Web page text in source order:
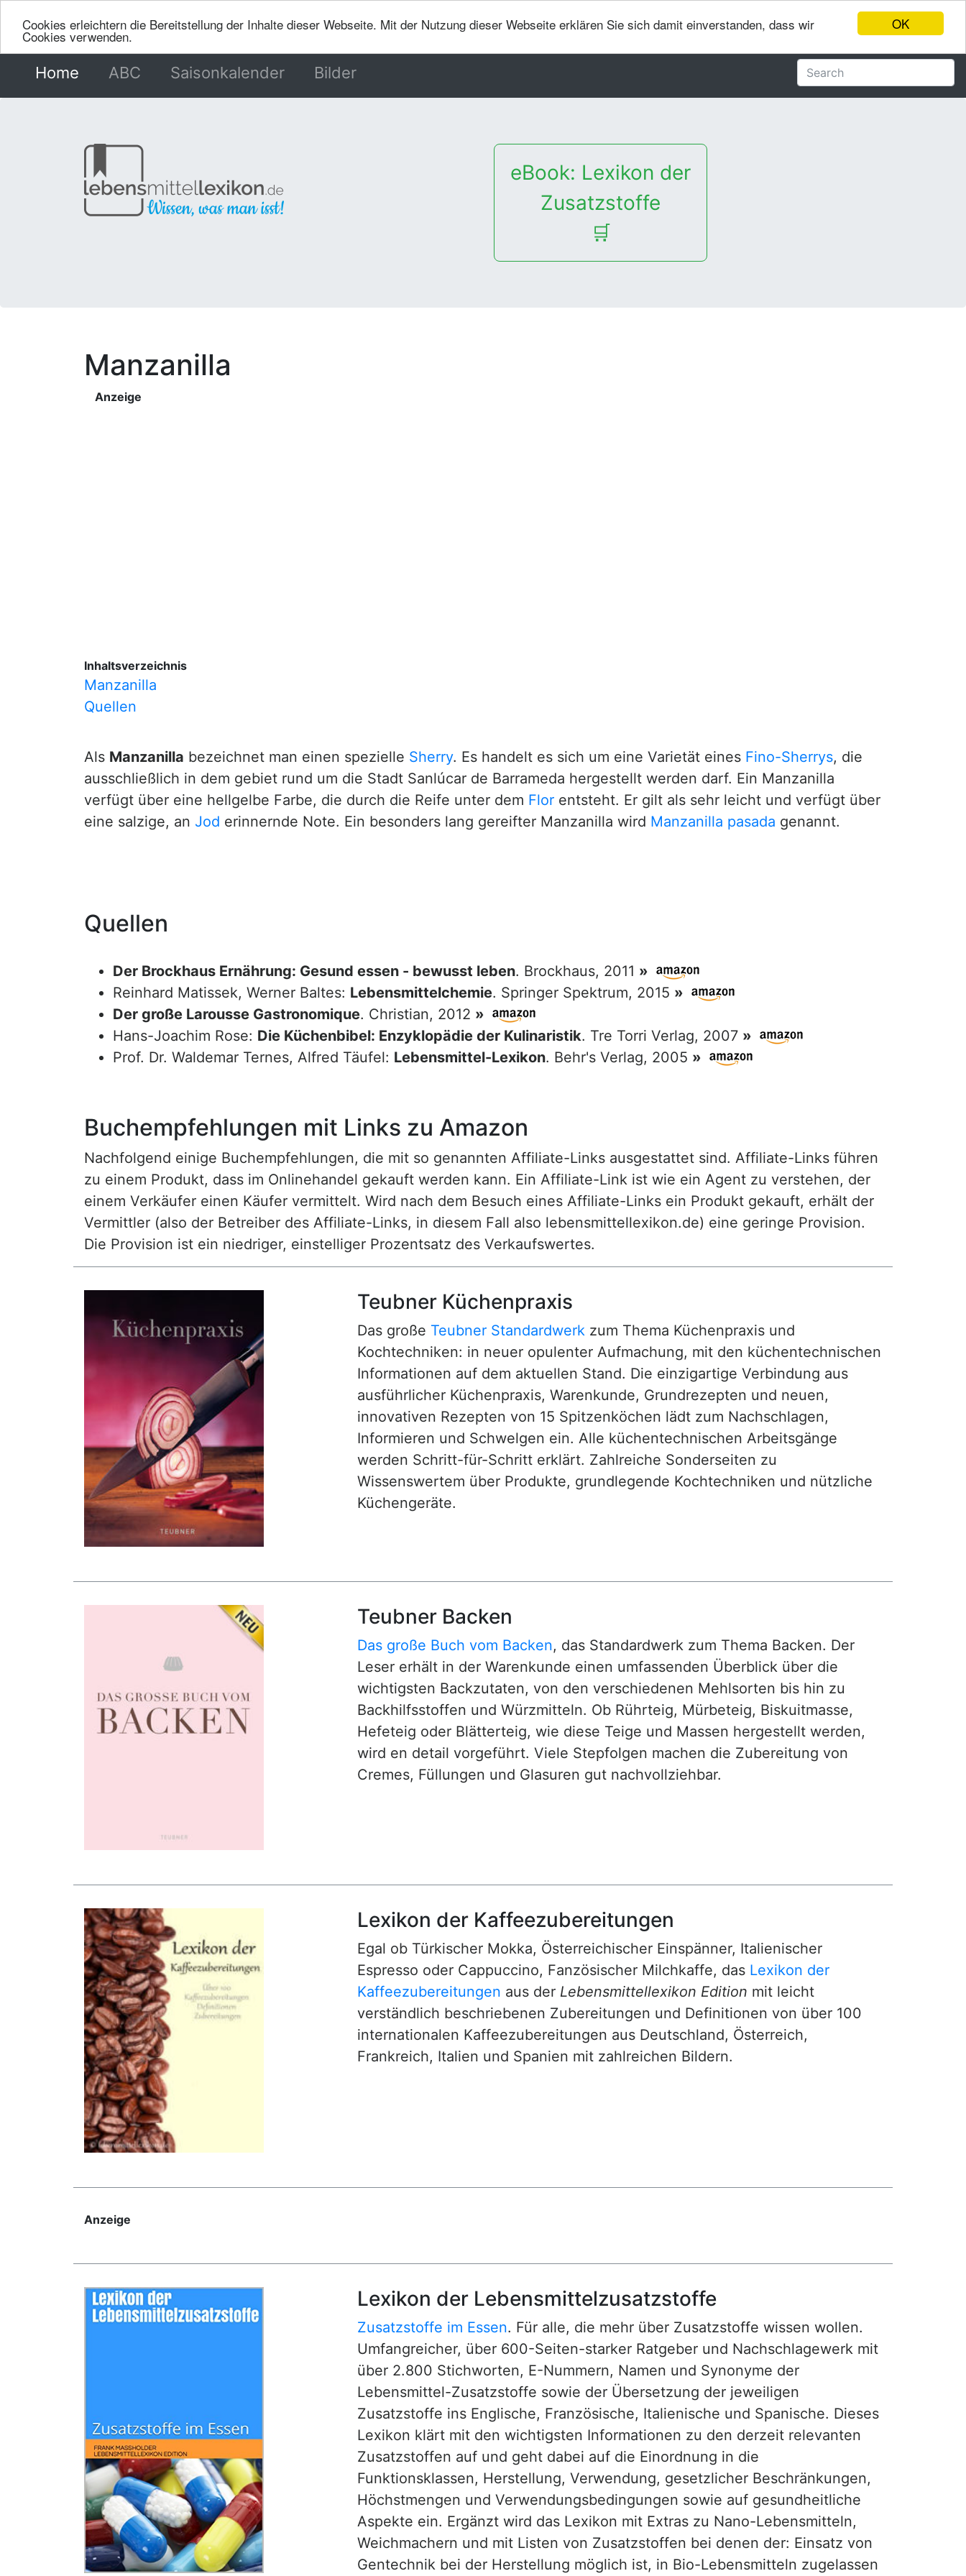
OK
Cookies erleichtern die Bereitstellung der Inhalte dieser Webseite. Mit der Nutzung dieser Webseite erklären Sie sich damit einverstanden, dass wir
Cookies verwenden.
Home (current)
ABC Saisonkalender Bilder
eBook: Lexikon der
Zusatzstoffe
🛒
Manzanilla
Anzeige
Inhaltsverzeichnis
Manzanilla
Quellen
Als Manzanilla bezeichnet man einen spezielle Sherry. Es handelt es sich um eine Varietät eines Fino-Sherrys, die
ausschließlich in dem gebiet rund um die Stadt Sanlúcar de Barrameda hergestellt werden darf. Ein Manzanilla
verfügt über eine hellgelbe Farbe, die durch die Reife unter dem Flor entsteht. Er gilt als sehr leicht und verfügt über
eine salzige, an Jod erinnernde Note. Ein besonders lang gereifter Manzanilla wird Manzanilla pasada genannt.
Quellen
Der Brockhaus Ernährung: Gesund essen - bewusst leben. Brockhaus, 2011 »
Reinhard Matissek, Werner Baltes: Lebensmittelchemie. Springer Spektrum, 2015 »
Der große Larousse Gastronomique. Christian, 2012 »
Hans-Joachim Rose: Die Küchenbibel: Enzyklopädie der Kulinaristik. Tre Torri Verlag, 2007 »
Prof. Dr. Waldemar Ternes, Alfred Täufel: Lebensmittel-Lexikon. Behr's Verlag, 2005 »
Buchempfehlungen mit Links zu Amazon
Nachfolgend einige Buchempfehlungen, die mit so genannten Affiliate-Links ausgestattet sind. Affiliate-Links führen
zu einem Produkt, dass im Onlinehandel gekauft werden kann. Ein Affiliate-Link ist wie ein Agent zu verstehen, der
einem Verkäufer einen Käufer vermittelt. Wird nach dem Besuch eines Affiliate-Links ein Produkt gekauft, erhält der
Vermittler (also der Betreiber des Affiliate-Links, in diesem Fall also lebensmittellexikon.de) eine geringe Provision.
Die Provision ist ein niedriger, einstelliger Prozentsatz des Verkaufswertes.
Teubner Küchenpraxis
Das große Teubner Standardwerk zum Thema Küchenpraxis und
Kochtechniken: in neuer opulenter Aufmachung, mit den küchentechnischen
Informationen auf dem aktuellen Stand. Die einzigartige Verbindung aus
ausführlicher Küchenpraxis, Warenkunde, Grundrezepten und neuen,
innovativen Rezepten von 15 Spitzenköchen lädt zum Nachschlagen,
Informieren und Schwelgen ein. Alle küchentechnischen Arbeitsgänge
werden Schritt-für-Schritt erklärt. Zahlreiche Sonderseiten zu
Wissenswertem über Produkte, grundlegende Kochtechniken und nützliche
Küchengeräte.
Teubner Backen
Das große Buch vom Backen, das Standardwerk zum Thema Backen. Der
Leser erhält in der Warenkunde einen umfassenden Überblick über die
wichtigsten Backzutaten, von den verschiedenen Mehlsorten bis hin zu
Backhilfsstoffen und Würzmitteln. Ob Rührteig, Mürbeteig, Biskuitmasse,
Hefeteig oder Blätterteig, wie diese Teige und Massen hergestellt werden,
wird en detail vorgeführt. Viele Stepfolgen machen die Zubereitung von
Cremes, Füllungen und Glasuren gut nachvollziehbar.
Lexikon der Kaffeezubereitungen
Egal ob Türkischer Mokka, Österreichischer Einspänner, Italienischer
Espresso oder Cappuccino, Fanzösischer Milchkaffe, das Lexikon der
Kaffeezubereitungen aus der Lebensmittellexikon Edition mit leicht
verständlich beschriebenen Zubereitungen und Definitionen von über 100
internationalen Kaffeezubereitungen aus Deutschland, Österreich,
Frankreich, Italien und Spanien mit zahlreichen Bildern.
Anzeige
Lexikon der Lebensmittelzusatzstoffe
Zusatzstoffe im Essen. Für alle, die mehr über Zusatzstoffe wissen wollen.
Umfangreicher, über 600-Seiten-starker Ratgeber und Nachschlagewerk mit
über 2.800 Stichworten, E-Nummern, Namen und Synonyme der
Lebensmittel-Zusatzstoffe sowie der Übersetzung der jeweiligen
Zusatzstoffe ins Englische, Französische, Italienische und Spanische. Dieses
Lexikon klärt mit den wichtigsten Informationen zu den derzeit relevanten
Zusatzstoffen auf und geht dabei auf die Einordnung in die
Funktionsklassen, Herstellung, Verwendung, gesetzlicher Beschränkungen,
Höchstmengen und Verwendungsbedingungen sowie auf gesundheitliche
Aspekte ein. Ergänzt wird das Lexikon mit Extras zu Nano-Lebensmitteln,
Weichmachern und mit Listen von Zusatzstoffen bei denen der: Einsatz von
Gentechnik bei der Herstellung möglich ist, in Bio-Lebensmitteln zugelassen